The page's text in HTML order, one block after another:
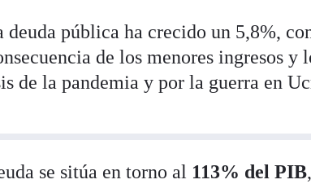
pública ha crecido un 5,8%,
de los menores ingresos y
de la pandemia y por la guerra en
se sitúa en torno al 113% del PIB